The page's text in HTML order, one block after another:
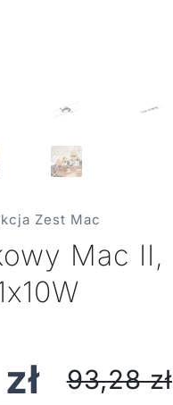
Zest Mac
Mac II,
zł 93,28zł